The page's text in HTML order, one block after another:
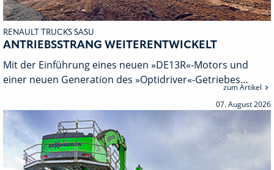
RENAULT TRUCKS SASU
ANTRIEBSSTRANG WEITERENTWICKELT
Mit der Einführung eines neuen »DE13R«-Motors und
einer neuen Generation des »Opti­driver«-Getriebes…
zum Artikel
07. August 2026